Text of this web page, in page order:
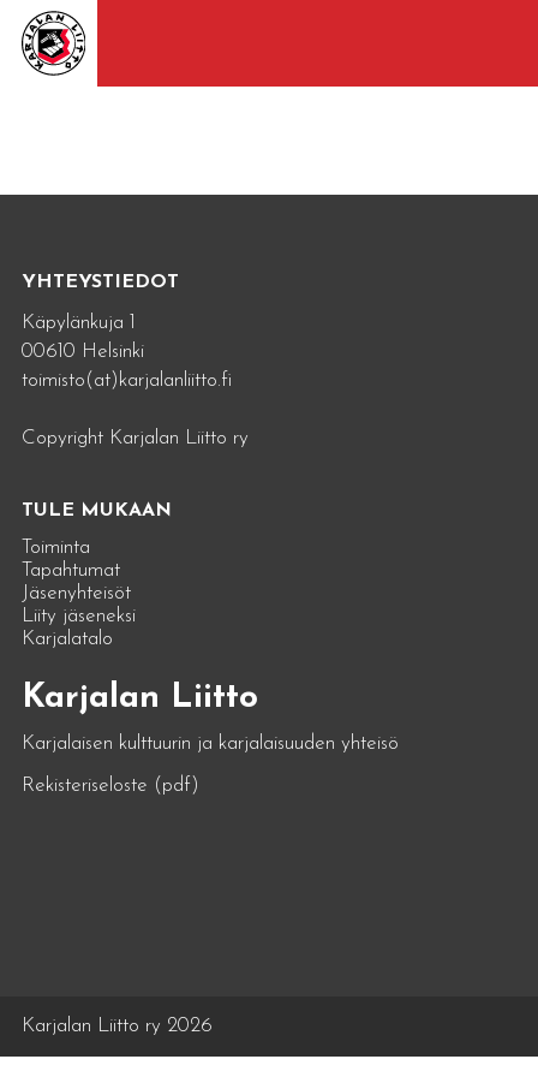
YHTEYSTIEDOT
Käpylänkuja 1
00610 Helsinki
toimisto(at)karjalanliitto.fi
Copyright Karjalan Liitto ry
TULE MUKAAN
Toiminta
Tapahtumat
Jäsenyhteisöt
Liity jäseneksi
Karjalatalo
Karjalan Liitto
Karjalaisen kulttuurin ja karjalaisuuden yhteisö
Rekisteriseloste (pdf)
Karjalan Liitto ry 2026